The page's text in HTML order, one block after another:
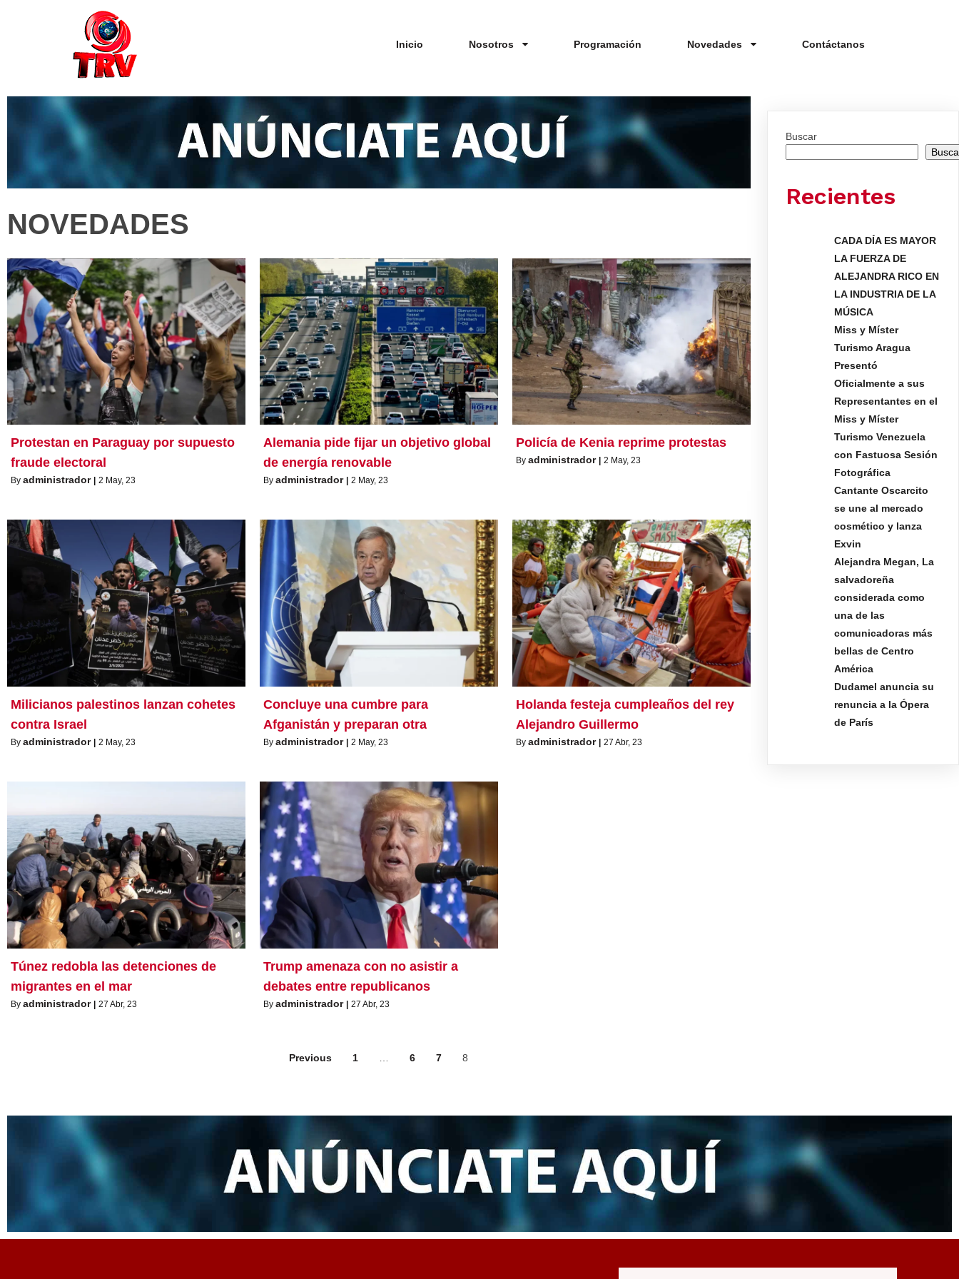
Inicio Nosotros Programación Novedades Contáctanos
NOVEDADES
Protestan en Paraguay por supuesto
fraude electoral
By administrador 2 May, 23
Alemania pide fijar un objetivo global
de energía renovable
By administrador 2 May, 23
Policía de Kenia reprime protestas
By administrador 2 May, 23
Milicianos palestinos lanzan cohetes
contra Israel
By administrador 2 May, 23
Concluye una cumbre para
Afganistán y preparan otra
By administrador 2 May, 23
Holanda festeja cumpleaños del rey
Alejandro Guillermo
By administrador 27 Abr, 23
Túnez redobla las detenciones de
migrantes en el mar
By administrador | 27 Abr, 23
Trump amenaza con no asistir a
debates entre republicanos
By administrador | 27 Abr, 23
Previous 1 6 7 8
Buscar
Recientes
CADA DÍA ES MAYOR
LA FUERZA DE
ALEJANDRA RICO EN
LA INDUSTRIA DE LA
MÚSICA
Miss y Míster
Turismo Aragua
Presentó
Oficialmente a sus
Representantes en el
Miss y Míster
Turismo Venezuela
con Fastuosa Sesión
Fotográfica
Cantante Oscarcito
se une al mercado
cosmético y lanza
Exvin
Alejandra Megan, La
salvadoreña
considerada como
una de las
comunicadoras más
bellas de Centro
América
Dudamel anuncia su
renuncia a la Ópera
de París